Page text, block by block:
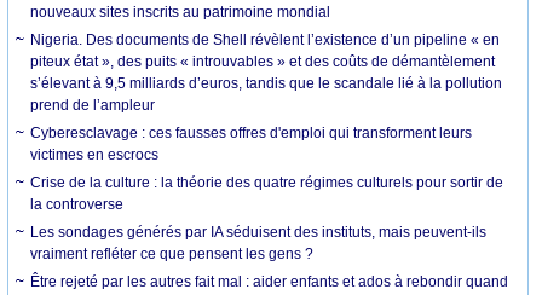
nouveaux sites inscrits au patrimoine mondial
Nigeria. Des documents de Shell révèlent l’existence d’un pipeline « en
piteux état », des puits « introuvables » et des coûts de démantèlement
s’élevant à 9,5 milliards d’euros, tandis que le scandale lié à la pollution
prend de l’ampleur
Cyberesclavage : ces fausses offres d'emploi qui transforment leurs
victimes en escrocs
Crise de la culture : la théorie des quatre régimes culturels pour sortir de
la controverse
Les sondages générés par IA séduisent des instituts, mais peuvent-ils
vraiment refléter ce que pensent les gens ?
Être rejeté par les autres fait mal : aider enfants et ados à rebondir quand